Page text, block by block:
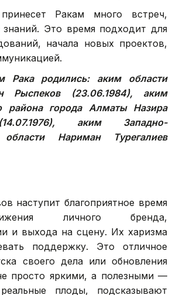
Ракам много встреч,
Это время подходит для
начала новых проектов,
Рака родились:
аким области
Рыспеков (23.06.1984),
аким
района города Алматы Назира
аким Западно-
области Нариман Турегалиев
наступит благоприятное время
личного бренда,
и выхода на сцену. Их харизма
поддержку. Это отличное
своего дела или обновления
просто яркими, а полезными —
плоды, подсказывают